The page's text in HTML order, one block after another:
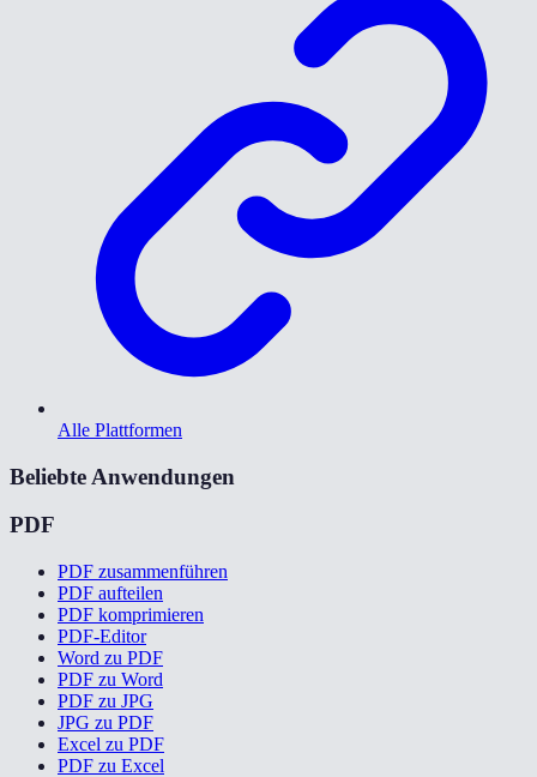
Alle Plattformen
Beliebte Anwendungen
PDF
PDF zusammenführen
PDF aufteilen
PDF komprimieren
PDF-Editor
Word zu PDF
PDF zu Word
PDF zu JPG
JPG zu PDF
Excel zu PDF
PDF zu Excel